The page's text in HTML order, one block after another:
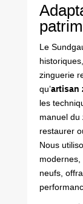
Le
zinguerie
qu’artisan
les
manuel du
restaurer
Nous
modernes,
neufs,